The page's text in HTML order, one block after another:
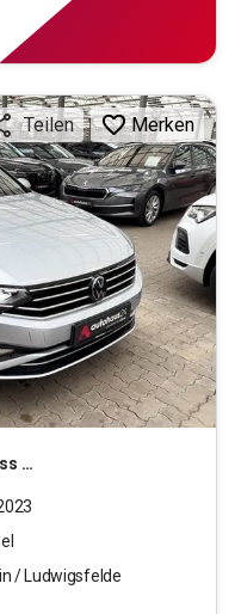
Teilen Merken
/ Ludwigsfelde